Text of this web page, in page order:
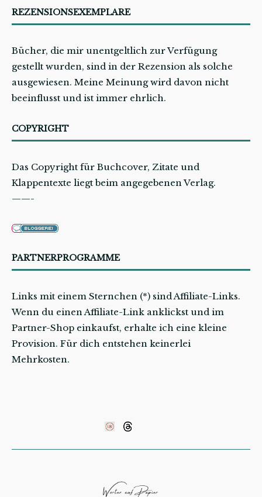
REZENSIONSEXEMPLARE
Bücher, die mir unentgeltlich zur Verfügung
gestellt wurden, sind in der Rezension als solche
ausgewiesen. Meine Meinung wird davon nicht
beeinflusst und ist immer ehrlich.
COPYRIGHT
Das Copyright für Buchcover, Zitate und
Klappentexte liegt beim angegebenen Verlag.
——-
PARTNERPROGRAMME
Links mit einem Sternchen (*) sind Affiliate-Links.
Wenn du einen Affiliate-Link anklickst und im
Partner-Shop einkaufst, erhalte ich eine kleine
Provision. Für dich entstehen keinerlei
Mehrkosten.